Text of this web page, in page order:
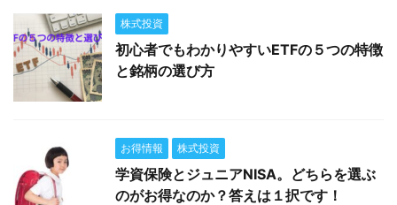
株式投資
初心者でもわかりやすいETFの５つの特徴
と銘柄の選び方
お得情報 株式投資
学資保険とジュニアNISA。どちらを選ぶ
のがお得なのか？答えは１択です！